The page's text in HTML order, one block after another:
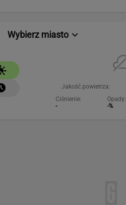
Wybierz miasto
Jakość powietrza:
Ciśnienie:
-
Opady:
-%